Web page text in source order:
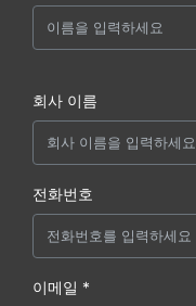
회사 이름
전화번호
이메일 *